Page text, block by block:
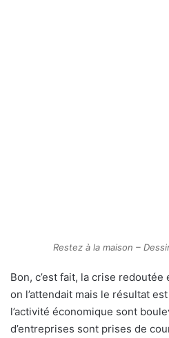
Restez à la maison –
Bon, c’est fait, la crise
on l’attendait mais le résultat
l’activité économique sont
d’entreprises sont prises de